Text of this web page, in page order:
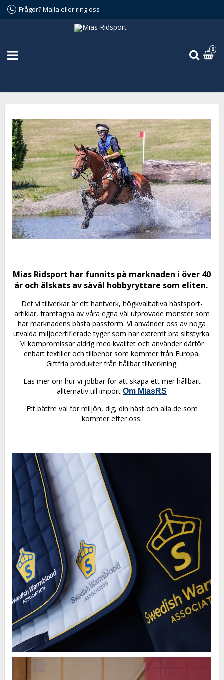
Frågor? Maila eller ring oss
0
Mias Ridsport har funnits på marknaden i över 40
år och älskats av såväl hobbyryttare som eliten.
Det vi tillverkar är ett hantverk, högkvalitativa hästsport-
artiklar, framtagna av våra egna väl utprovade mönster som
har marknadens bästa passform. Vi använder oss av noga
utvalda miljöcertifierade tyger som har extremt bra slitstyrka.
Vi kompromissar aldrig med kvalitet och använder därför
enbart textilier och tillbehör som kommer från Europa.
Giftfria produkter från hållbar tillverkning.
Läs mer om hur vi jobbar för att skapa ett mer hållbart
allternativ till import Om MiasRS
Ett bättre val för miljön, dig, din häst och alla de som
kommer efter oss.